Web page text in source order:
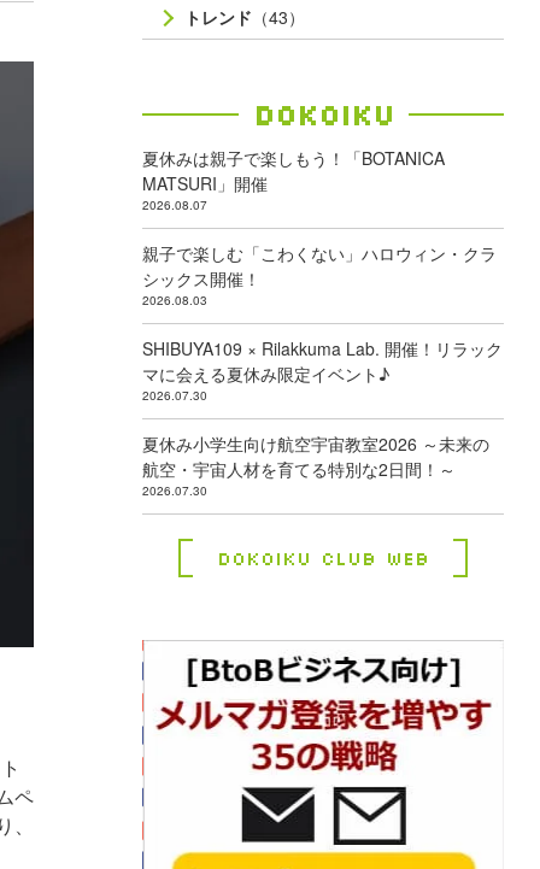
ペ
トレンド （43）
Dokoiku
夏休みは親子で楽しもう！「BOTANICA
MATSURI」開催
2026.08.07
親子で楽しむ「こわくない」ハロウィン・クラ
シックス開催！
2026.08.03
SHIBUYA109 × Rilakkuma Lab. 開催！リラック
マに会える夏休み限定イベント♪
2026.07.30
夏休み小学生向け航空宇宙教室2026 ～未来の
航空・宇宙人材を育てる特別な2日間！～
2026.07.30
Dokoiku Club Web